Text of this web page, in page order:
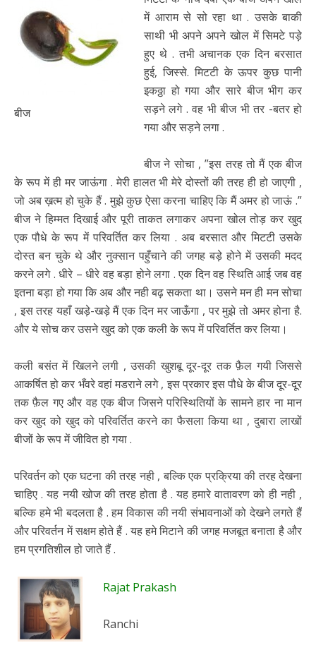
बीज
में आराम से सो रहा था . उसके बाकी
साथी भी अपने अपने खोल में सिमटे पड़े
हुए थे . तभी अचानक एक दिन बरसात
हुई, जिस्से. मिटटी के ऊपर कुछ पानी
इकठ्ठा हो गया और सारे बीज भीग कर
सड़ने लगे . वह भी बीज भी तर -बतर हो
गया और सड़ने लगा .
बीज ने सोचा , ”इस तरह तो मैं एक बीज
के रूप में ही मर जाऊंगा . मेरी हालत भी मेरे दोस्तों की तरह ही हो जाएगी ,
जो अब ख़त्म हो चुके हैं . मुझे कुछ ऐसा करना चाहिए कि मैं अमर हो जाऊं .”
बीज ने हिम्मत दिखाई और पूरी ताकत लगाकर अपना खोल तोड़ कर खुद
एक पौधे के रूप में परिवर्तित कर लिया . अब बरसात और मिटटी उसके
दोस्त बन चुके थे और नुक्सान पहुँचाने की जगह बड़े होने में उसकी मदद
करने लगे . धीरे – धीरे वह बड़ा होने लगा . एक दिन वह स्थिति आई जब वह
इतना बड़ा हो गया कि अब और नही बढ़ सकता था। उसने मन ही मन सोचा
, इस तरह यहाँ खड़े-खड़े मैं एक दिन मर जाऊँगा , पर मुझे तो अमर होना है.
और ये सोच कर उसने खुद को एक कली के रूप में परिवर्तित कर लिया।
कली बसंत में खिलने लगी , उसकी खुशबू दूर-दूर तक फ़ैल गयी जिससे
आकर्षित हो कर भँवरे वहां मडराने लगे , इस प्रकार इस पौधे के बीज दूर-दूर
तक फ़ैल गए और वह एक बीज जिसने परिस्थितियों के सामने हार ना मान
कर खुद को खुद को परिवर्तित करने का फैसला किया था , दुबारा लाखों
बीजों के रूप में जीवित हो गया .
परिवर्तन को एक घटना की तरह नही , बल्कि एक प्रक्रिया की तरह देखना
चाहिए . यह नयी खोज की तरह होता है . यह हमारे वातावरण को ही नही ,
बल्कि हमे भी बदलता है . हम विकास की नयी संभावनाओं को देखने लगते हैं
और परिवर्तन में सक्षम होते हैं . यह हमे मिटाने की जगह मजबूत बनाता है और
हम प्रगतिशील हो जाते हैं .
Rajat Prakash
Ranchi